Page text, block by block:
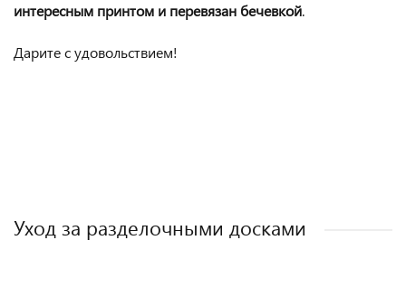
интересным принтом и перевязан бечевкой.
Дарите с удовольствием!
Уход за разделочными досками